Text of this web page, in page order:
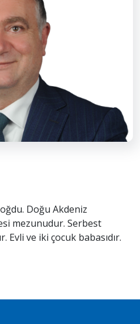
Doğu Akdeniz
mezunudur. Serbest
Evli ve iki çocuk babasıdır.